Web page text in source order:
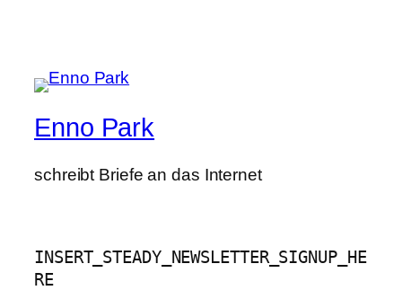
Enno Park
schreibt Briefe an das Internet
INSERT_STEADY_NEWSLETTER_SIGNUP_HE
RE